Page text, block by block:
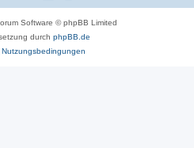
Software © phpBB Limited
durch phpBB.de
Nutzungsbedingungen